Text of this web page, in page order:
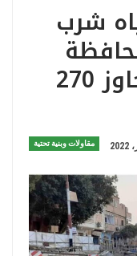
شرب
سوهاج بتكلفة تتجاوز 270
مقاولات وبنية تحتية